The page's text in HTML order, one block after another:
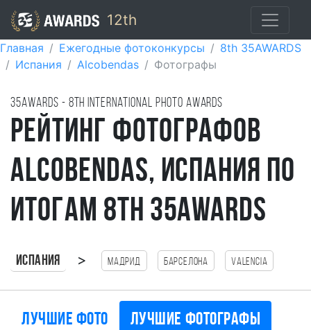
12th
Главная Ежегодные фотоконкурсы
8th 35AWARDS
Испания
Alcobendas Фотографы
35AWARDS - 8TH international photo awards
Рейтинг фотографов
Alcobendas, Испания по
итогам 8th 35AWARDS
Испания > Мадрид Барселона Valencia
Лучшие фото Лучшие фотографы